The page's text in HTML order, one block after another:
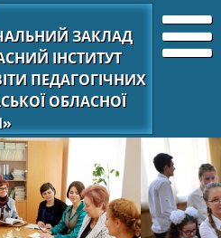
ЗАКЛАД
ІНСТИТУТ
ПЕДАГОГІЧНИХ
ОБЛАСНОЇ